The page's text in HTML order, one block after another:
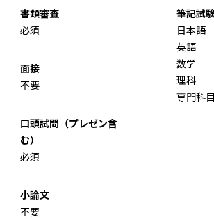
書類審査
必須
面接
不要
口頭試問（プレゼン含
む）
必須
小論文
不要
筆記試
日本語
英語
数学
理科
専門科目